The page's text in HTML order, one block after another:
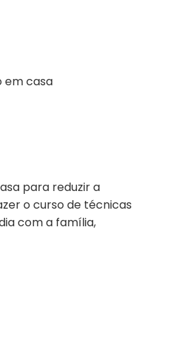
para reduzir a
o curso de técnicas
com a família,